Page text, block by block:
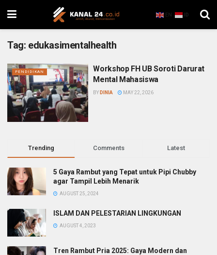
EN ID
Tag: edukasimentalhealth
PENDIDIKAN
Workshop FH UB Soroti Darurat
Mental Mahasiswa
BY DINIA MAY 22, 2026
Trending Comments Latest
5 Gaya Rambut yang Tepat untuk Pipi Chubby
agar Tampil Lebih Menarik
AUGUST 25, 2024
ISLAM DAN PELESTARIAN LINGKUNGAN
AUGUST 4, 2023
Tren Rambut Pria 2025: Gaya Modern dan